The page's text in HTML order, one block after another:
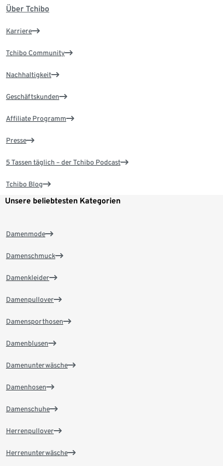
Über Tchibo
Karriere
Tchibo Community
Nachhaltigkeit
Geschäftskunden
Affiliate Programm
Presse
5 Tassen täglich – der Tchibo Podcast
Tchibo Blog
Unsere beliebtesten Kategorien
Damenmode
Damenschmuck
Damenkleider
Damenpullover
Damensporthosen
Damenblusen
Damenunterwäsche
Damenhosen
Damenschuhe
Herrenpullover
Herrenunterwäsche